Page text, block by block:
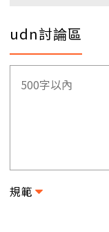
udn討論區
規範